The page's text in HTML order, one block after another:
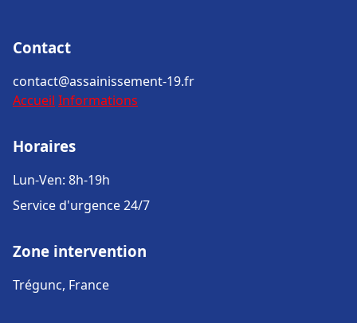
Contact
contact@assainissement-19.fr
Accueil Informations
Horaires
Lun-Ven: 8h-19h
Service d'urgence 24/7
Zone intervention
Trégunc, France